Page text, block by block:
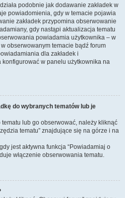
podobnie jak dodawanie zakładek w
powiadomienia, gdy w temacie pojawia
zakładek przypomina obserwowanie
gdy nastąpi aktualizacja tematu
powiadamia użytkownika – w
obserwowanym temacie bądź forum
dla zakładek i
w panelu użytkownika na
do wybranych tematów lub je
lub go obserwować, należy kliknąć
tematu” znajdujące się na górze i na
jest aktywna funkcja “Powiadamiaj o
włączenie obserwowania tematu.